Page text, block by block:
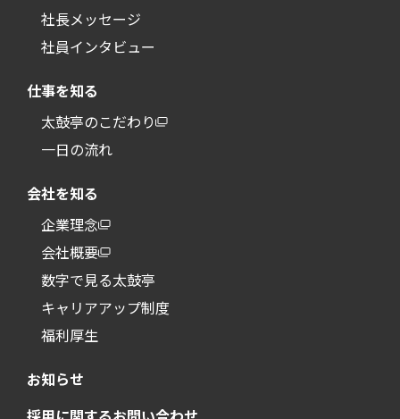
社長メッセージ
社員インタビュー
仕事を知る
太鼓亭のこだわり
一日の流れ
会社を知る
企業理念
会社概要
数字で見る太鼓亭
キャリアアップ制度
福利厚生
お知らせ